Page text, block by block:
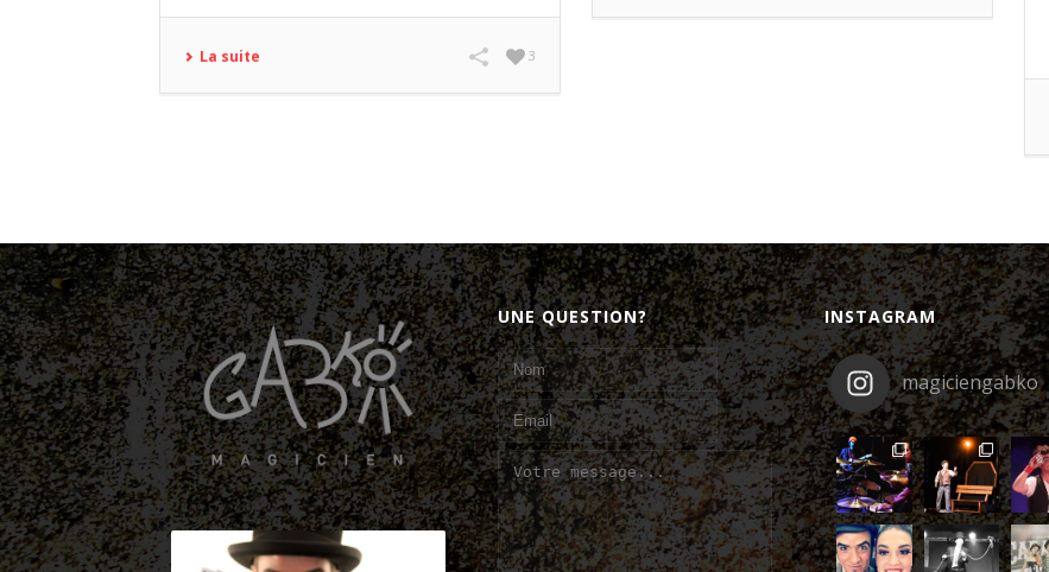
La suite 3
UNE QUESTION? INSTAGRAM
magiciengabko